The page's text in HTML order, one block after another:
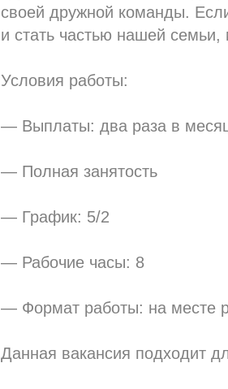
своей дружной команды.
и стать частью нашей
Условия работы:
— Выплаты: два раза в
— Полная занятость
— График: 5/2
— Рабочие часы: 8
— Формат работы: на месте
Данная вакансия подходит